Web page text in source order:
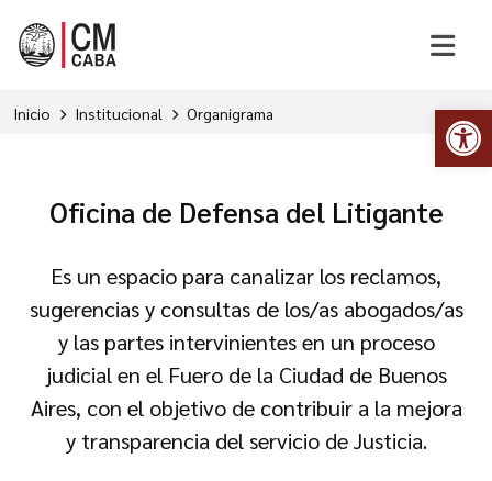
Inicio Institucional Organigrama
Oficina de Defensa del Litigante
Es un espacio para canalizar los reclamos,
sugerencias y consultas de los/as abogados/as
y las partes intervinientes en un proceso
judicial en el Fuero de la Ciudad de Buenos
Aires, con el objetivo de contribuir a la mejora
y transparencia del servicio de Justicia.